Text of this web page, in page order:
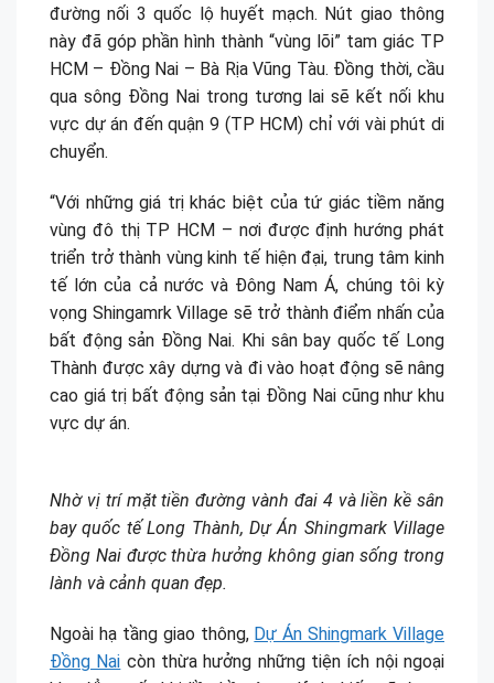
đường nối 3 quốc lộ huyết mạch. Nút giao thông
này đã góp phần hình thành “vùng lõi” tam giác TP
HCM – Đồng Nai – Bà Rịa Vũng Tàu. Đồng thời, cầu
qua sông Đồng Nai trong tương lai sẽ kết nối khu
vực dự án đến quận 9 (TP HCM) chỉ với vài phút di
chuyển.
“Với những giá trị khác biệt của tứ giác tiềm năng
vùng đô thị TP HCM – nơi được định hướng phát
triển trở thành vùng kinh tế hiện đại, trung tâm kinh
tế lớn của cả nước và Đông Nam Á, chúng tôi kỳ
vọng Shingamrk Village sẽ trở thành điểm nhấn của
bất động sản Đồng Nai. Khi sân bay quốc tế Long
Thành được xây dựng và đi vào hoạt động sẽ nâng
cao giá trị bất động sản tại Đồng Nai cũng như khu
vực dự án.
Nhờ vị trí mặt tiền đường vành đai 4 và liền kề sân
bay quốc tế Long Thành, Dự Án Shingmark Village
Đồng Nai được thừa hưởng không gian sống trong
lành và cảnh quan đẹp.
Ngoài hạ tầng giao thông, Dự Án Shingmark Village
Đồng Nai còn thừa hưởng những tiện ích nội ngoại